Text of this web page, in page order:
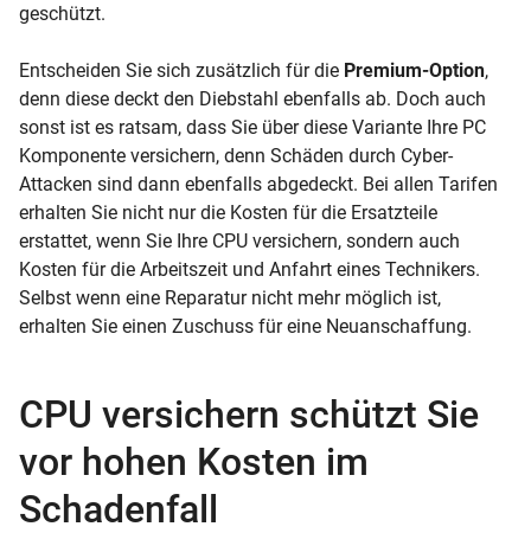
geschützt.
Entscheiden Sie sich zusätzlich für die Premium-Option,
denn diese deckt den Diebstahl ebenfalls ab. Doch auch
sonst ist es ratsam, dass Sie über diese Variante Ihre PC
Komponente versichern, denn Schäden durch Cyber-
Attacken sind dann ebenfalls abgedeckt. Bei allen Tarifen
erhalten Sie nicht nur die Kosten für die Ersatzteile
erstattet, wenn Sie Ihre CPU versichern, sondern auch
Kosten für die Arbeitszeit und Anfahrt eines Technikers.
Selbst wenn eine Reparatur nicht mehr möglich ist,
erhalten Sie einen Zuschuss für eine Neuanschaffung.
CPU versichern schützt Sie
vor hohen Kosten im
Schadenfall